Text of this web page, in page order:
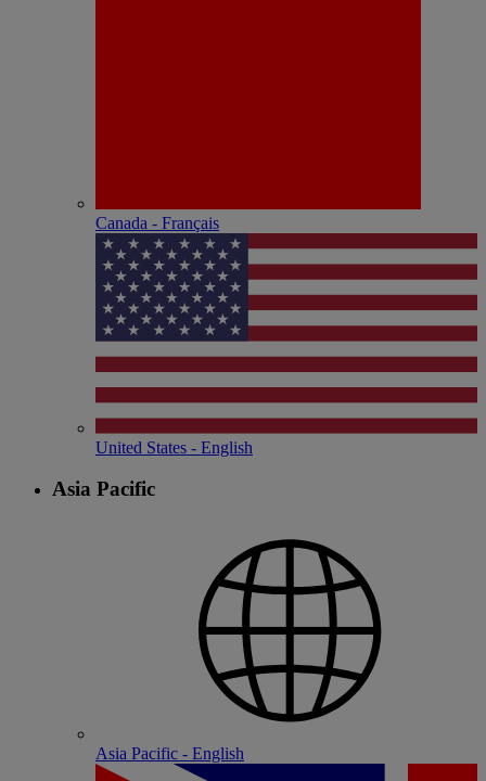
Canada - Français
United States - English
Asia Pacific
Asia Pacific - English